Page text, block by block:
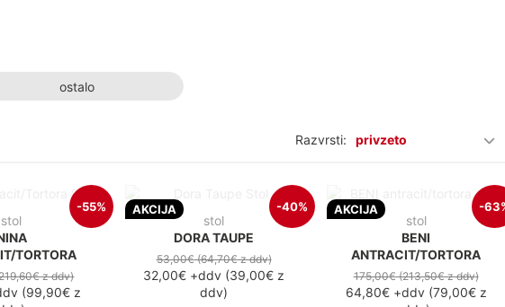
ostalo
Razvrsti: privzeto
-55%
stol
TORTORA
z ddv)
(99,90€ z
AKCIJA -40%
stol
DORA TAUPE
53,00€(64,70€z ddv)
32,00€ +ddv (39,00€ z
ddv)
AKCIJA -
stol
BENI
ANTRACIT/TORTORA
175,00€(213,50€z ddv)
64,80€+ddv(79,00€z